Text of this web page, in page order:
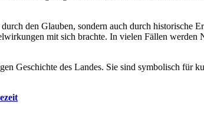
den Glauben, sondern auch durch historische
mit sich brachte. In vielen Fällen werden
Geschichte des Landes. Sie sind symbolisch für